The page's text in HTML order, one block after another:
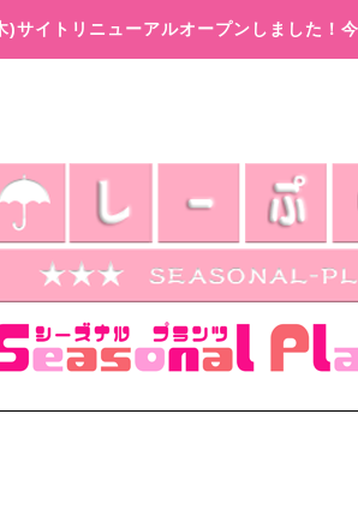
)サイトリニューアルオープンしました！